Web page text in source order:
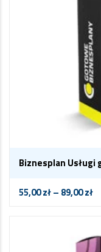
Biznesplan
55,00zł– 89,00zł